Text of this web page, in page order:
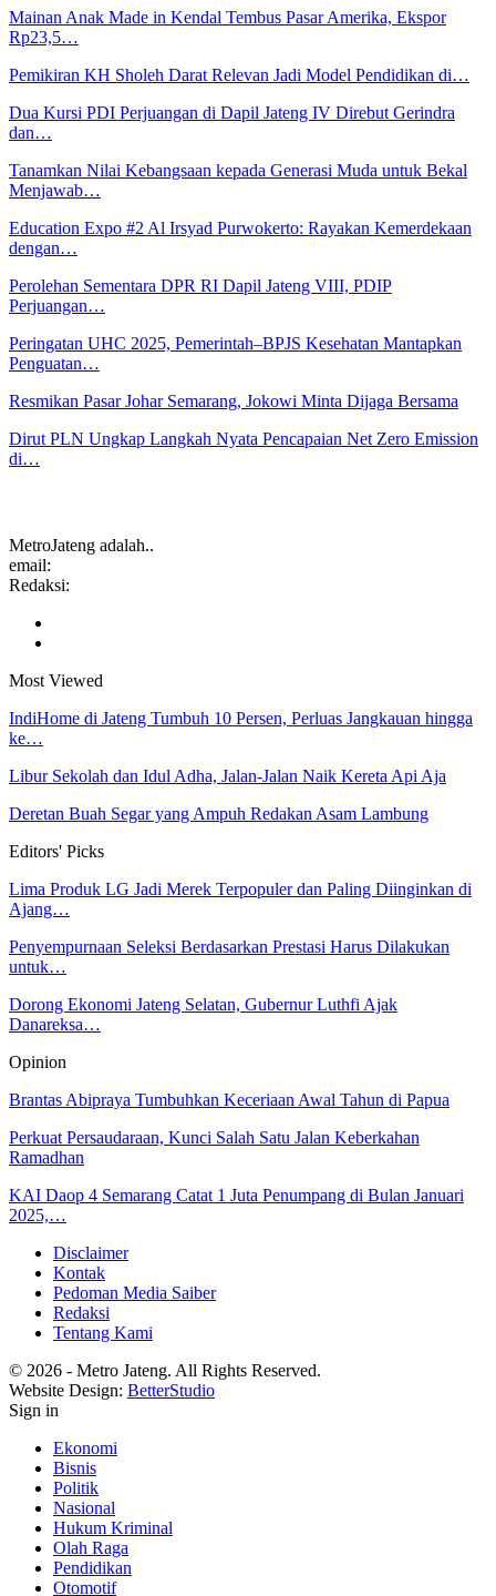
Mainan Anak Made in Kendal Tembus Pasar Amerika, Ekspor
Rp23,5…
Pemikiran KH Sholeh Darat Relevan Jadi Model Pendidikan di…
Dua Kursi PDI Perjuangan di Dapil Jateng IV Direbut Gerindra
dan…
Tanamkan Nilai Kebangsaan kepada Generasi Muda untuk Bekal
Menjawab…
Education Expo #2 Al Irsyad Purwokerto: Rayakan Kemerdekaan
dengan…
Perolehan Sementara DPR RI Dapil Jateng VIII, PDIP
Perjuangan…
Peringatan UHC 2025, Pemerintah–BPJS Kesehatan Mantapkan
Penguatan…
Resmikan Pasar Johar Semarang, Jokowi Minta Dijaga Bersama
Dirut PLN Ungkap Langkah Nyata Pencapaian Net Zero Emission
di…
MetroJateng adalah..
email:
Redaksi:
Most Viewed
IndiHome di Jateng Tumbuh 10 Persen, Perluas Jangkauan hingga
ke…
Libur Sekolah dan Idul Adha, Jalan-Jalan Naik Kereta Api Aja
Deretan Buah Segar yang Ampuh Redakan Asam Lambung
Editors' Picks
Lima Produk LG Jadi Merek Terpopuler dan Paling Diinginkan di
Ajang…
Penyempurnaan Seleksi Berdasarkan Prestasi Harus Dilakukan
untuk…
Dorong Ekonomi Jateng Selatan, Gubernur Luthfi Ajak
Danareksa…
Opinion
Brantas Abipraya Tumbuhkan Keceriaan Awal Tahun di Papua
Perkuat Persaudaraan, Kunci Salah Satu Jalan Keberkahan
Ramadhan
KAI Daop 4 Semarang Catat 1 Juta Penumpang di Bulan Januari
2025,…
Disclaimer
Kontak
Pedoman Media Saiber
Redaksi
Tentang Kami
© 2026 - Metro Jateng. All Rights Reserved.
Website Design: BetterStudio
Sign in
Ekonomi
Bisnis
Politik
Nasional
Hukum Kriminal
Olah Raga
Pendidikan
Otomotif